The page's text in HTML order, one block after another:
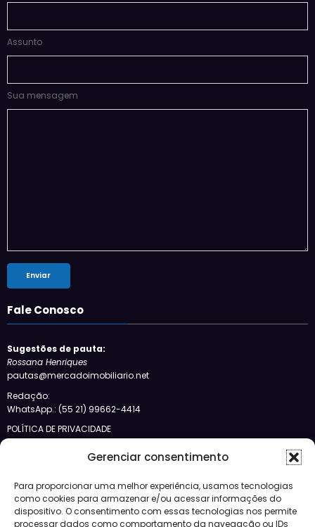
Gerenciar consentimento
Para proporcionar uma melhor experiência, usamos tecnologias
como cookies para armazenar e/ou acessar informações do
dispositivo. O consentimento com essas tecnologias nos permite
processar dados como comportamento da navegação ou IDs
Assunto
Sua mensagem
Fale Conosco
Sugestões de pauta:
Rossana Henriques
pautas@mercadoimobiliario.net
Redação:
WhatsApp.: (55 21) 99662-4414
POLÍTICA DE PRIVACIDADE
Crédito